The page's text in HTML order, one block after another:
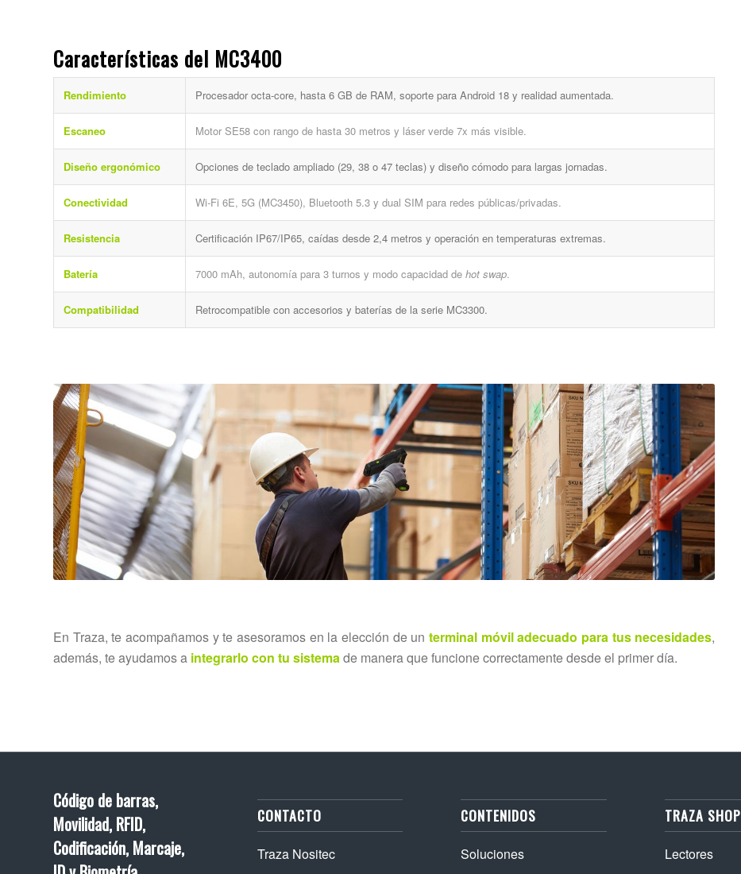
Características del MC3400
Rendimiento Procesador octa-core, hasta 6 GB de RAM, soporte para Android 18 y realidad aumentada.
Escaneo Motor SE58 con rango de hasta 30 metros y láser verde 7x más visible.
Diseño ergonómico Opciones de teclado ampliado (29, 38 o 47 teclas) y diseño cómodo para largas jornadas.
Conectividad Wi-Fi 6E, 5G (MC3450), Bluetooth 5.3 y dual SIM para redes públicas/privadas.
Resistencia Certificación IP67/IP65, caídas desde 2,4 metros y operación en temperaturas extremas.
Batería 7000 mAh, autonomía para 3 turnos y modo capacidad de hot swap.
Compatibilidad Retrocompatible con accesorios y baterías de la serie MC3300.
En Traza, te acompañamos y te asesoramos en la elección de un terminal móvil adecuado para tus necesidades,
además, te ayudamos a integrarlo con tu sistemade manera que funcione correctamente desde el primer día.
Código de barras,
Movilidad, RFID,
Codificación, Marcaje,
CONTACTO
Traza Nositec
CONTENIDOS
Soluciones
TRAZA SHOP
Lectores